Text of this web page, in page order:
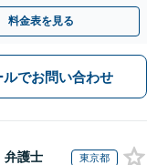
料金表を見る
ルでお問い合わせ
弁護士 東京都